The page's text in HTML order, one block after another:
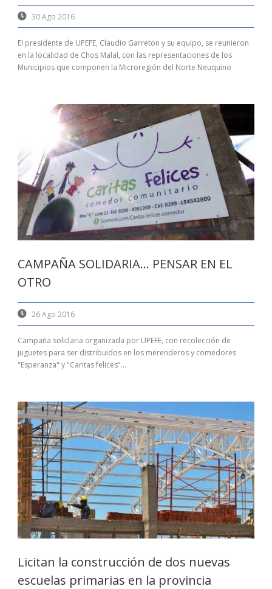
30 Ago 2016
El presidente de UPEFE, Claudio Garreton y su equipo, se reunieron
en la localidad de Chos Malal, con las representaciones de los
Municipios que componen la Microregión del Norte Neuquino
CAMPAÑA SOLIDARIA… PENSAR EN EL
OTRO
26 Ago 2016
Campaña solidaria organizada por UPEFE, con recolección de
juguetes para ser distribuidos en los merenderos y comedores
"Esperanza" y "Caritas felices"...
Licitan la construcción de dos nuevas
escuelas primarias en la provincia